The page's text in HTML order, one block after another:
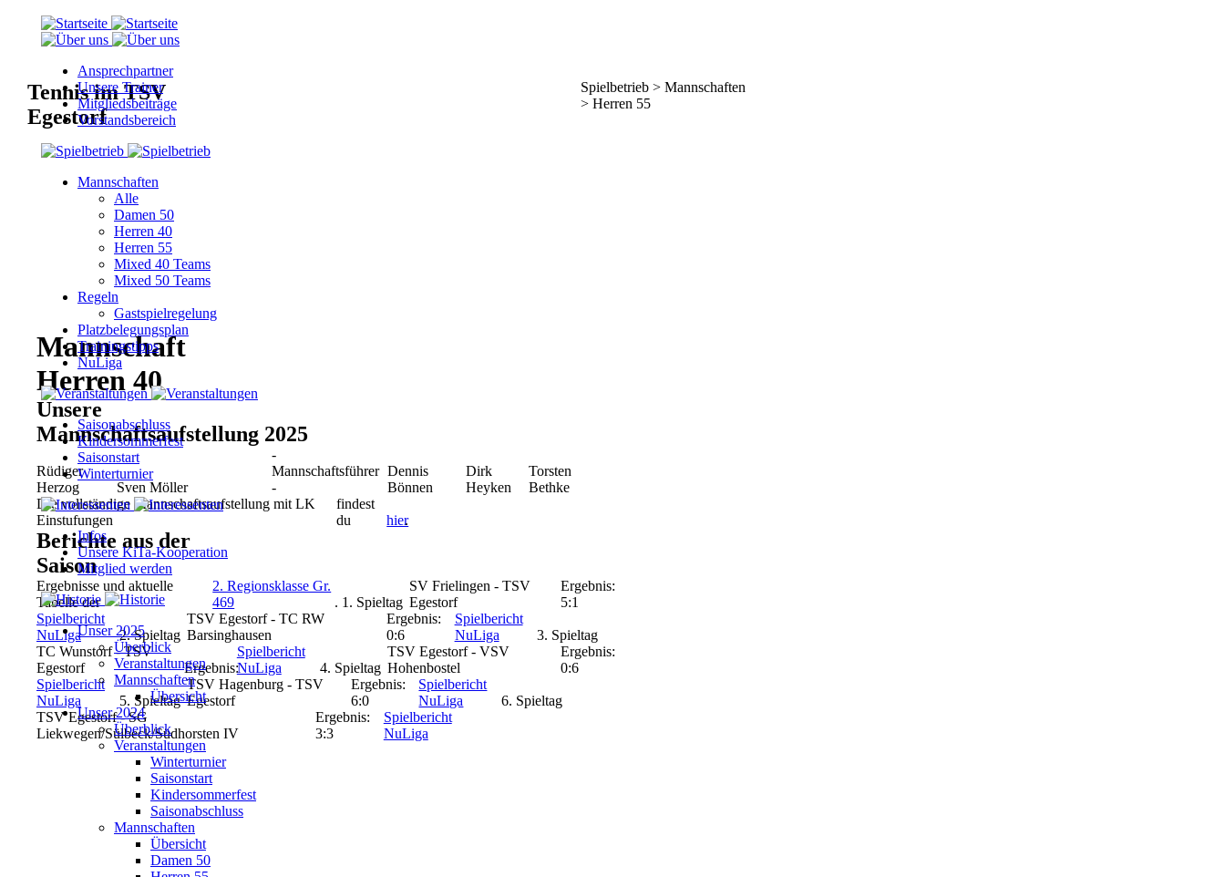
Tennis im TSV
Egestorf
Mannschaft
Herren 40
Unsere
Mannschaftsaufstellung 2025
Rüdiger
Herzog
Sven Möller
-
Mannschaftsführer
-
Dennis
Bönnen
Dirk
Heyken
Torsten
Bethke
Die vollständige Mannschaftsaufstellung mit LK
Einstufungen
findest
du
hier.
Berichte aus der
Saison
Ergebnisse und aktuelle
Tabelle der
2. Regionsklasse Gr.
469
. 1. Spieltag
SV Frielingen - TSV
Egestorf
Ergebnis:
5:1
Spielbericht
NuLiga
2. Spieltag
TSV Egestorf - TC RW
Barsinghausen
Ergebnis:
0:6
Spielbericht
NuLiga
3. Spieltag
TC Wunstorf - TSV
Egestorf
Ergebnis:
Spielbericht
NuLiga
4. Spieltag
TSV Egestorf - VSV
Hohenbostel
Ergebnis:
0:6
Spielbericht
NuLiga
5. Spieltag
TSV Hagenburg - TSV
Egestorf
Ergebnis:
6:0
Spielbericht
NuLiga
6. Spieltag
TSV Egestorf - SG
Liekwegen/Sülbeck/Südhorsten IV
Ergebnis:
3:3
Spielbericht
NuLiga
Spielbetrieb > Mannschaften
> Herren 55
Ansprechpartner
Unsere Trainer
Mitgliedsbeiträge
Vorstandsbereich
Mannschaften
Alle
Damen 50
Herren 40
Herren 55
Mixed 40 Teams
Mixed 50 Teams
Regeln
Gastspielregelung
Platzbelegungsplan
Trainingstipps
NuLiga
Saisonabschluss
Kindersommerfest
Saisonstart
Winterturnier
Infos
Unsere KiTa-Kooperation
Mitglied werden
Unser 2025
Überblick
Veranstaltungen
Mannschaften
Übersicht
Unser 2024
Überblick
Veranstaltungen
Winterturnier
Saisonstart
Kindersommerfest
Saisonabschluss
Mannschaften
Übersicht
Damen 50